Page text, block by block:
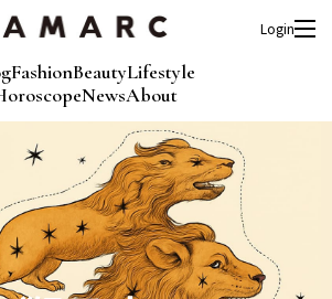
FashionBeautyLifestyle
NewsAbout
Login